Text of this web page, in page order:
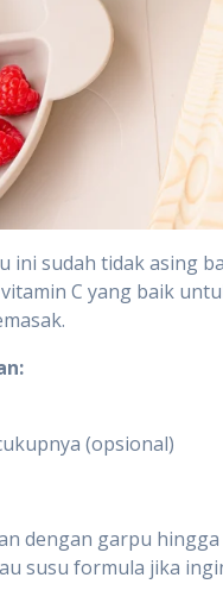
ini sudah tidak asing
C yang baik
(opsional)
dengan garpu
susu formula jika